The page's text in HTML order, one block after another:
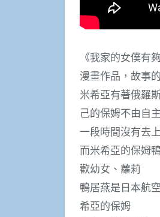
《我家的女僕有
漫畫作品，故事
米希亞有著俄羅
己的保姆不由自
一段時間沒有去
而米希亞的保姆
歡幼女、蘿莉
鴨居燕是日本航
希亞的保姆